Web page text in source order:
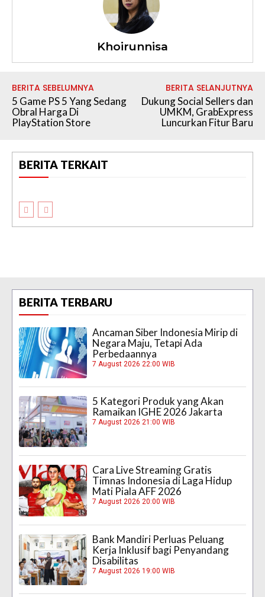
Khoirunnisa
BERITA SEBELUMNYA
5 Game PS 5 Yang Sedang
Obral Harga Di
PlayStation Store
BERITA SELANJUTNYA
Dukung Social Sellers dan
UMKM, GrabExpress
Luncurkan Fitur Baru
BERITA TERKAIT
BERITA TERBARU
Ancaman Siber Indonesia Mirip di
Negara Maju, Tetapi Ada
Perbedaannya
7 August 2026 22:00 WIB
5 Kategori Produk yang Akan
Ramaikan IGHE 2026 Jakarta
7 August 2026 21:00 WIB
Cara Live Streaming Gratis
Timnas Indonesia di Laga Hidup
Mati Piala AFF 2026
7 August 2026 20:00 WIB
Bank Mandiri Perluas Peluang
Kerja Inklusif bagi Penyandang
Disabilitas
7 August 2026 19:00 WIB